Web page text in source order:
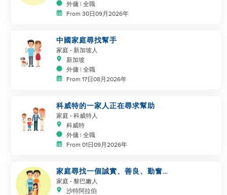
外傭 | 全職
From 30日09月2026年
中國家庭尋找幫手
家庭 - 新加坡人
新加坡
外傭 | 全職
From 17日08月2026年
科威特的一家人正在尋求幫助
家庭 - 科威特人
科威特
外傭 | 全職
From 01日09月2026年
家庭尋找一個誠實、善良、勤奮的
工作者
家庭 - 黎巴嫩人
沙特阿拉伯